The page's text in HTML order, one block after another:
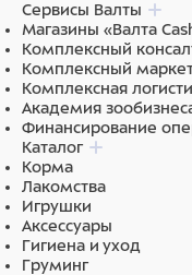
Сервисы Валты
Магазины «Валта
Комплексный
Комплексный
Комплексная
Академия
Финансирование
Каталог
Корма
Лакомства
Игрушки
Аксессуары
Гигиена и уход
Груминг